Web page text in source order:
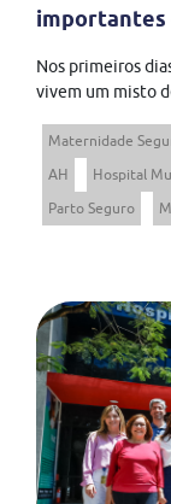
importantes
Nos primeiros
vivem um misto
Maternidade
AH
Hospital
Parto Seguro